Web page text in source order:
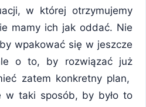
w której otrzymujemy
mamy ich jak oddać. Nie
wpakować się w jeszcze
o to, by rozwiązać już
zatem konkretny plan,
w taki sposób, by było to